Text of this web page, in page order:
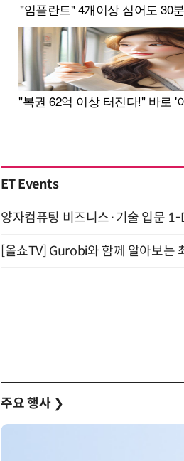
ET Events
양자컴퓨팅 비즈니스·기술 입문
[올쇼TV] Gurobi와 함께 알아보는
주요 행사 ❯